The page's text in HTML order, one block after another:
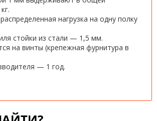
нагрузка на одну полку
стойки из стали — 1,5 мм.
на винты (крепежная фурнитура в
— 1 год.